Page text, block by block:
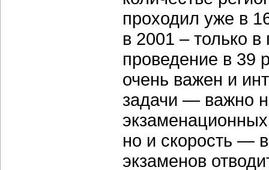
проходил уже в
в 2001 – только в
проведение в 39
очень важен и
задачи — важно
но и скорость —
экзаменов